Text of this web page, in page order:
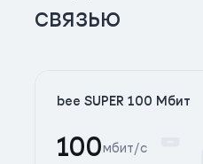
связью
bee SUPER 100 Мбит
100мбит/с